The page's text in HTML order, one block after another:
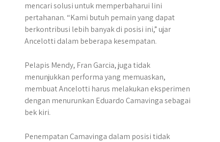
mencari solusi untuk memperbaharui lini
pertahanan. “Kami butuh pemain yang dapat
berkontribusi lebih banyak di posisi ini,” ujar
Ancelotti dalam beberapa kesempatan.
Pelapis Mendy, Fran Garcia, juga tidak
menunjukkan performa yang memuaskan,
membuat Ancelotti harus melakukan eksperimen
dengan menurunkan Eduardo Camavinga sebagai
bek kiri.
Penempatan Camavinga dalam posisi tidak